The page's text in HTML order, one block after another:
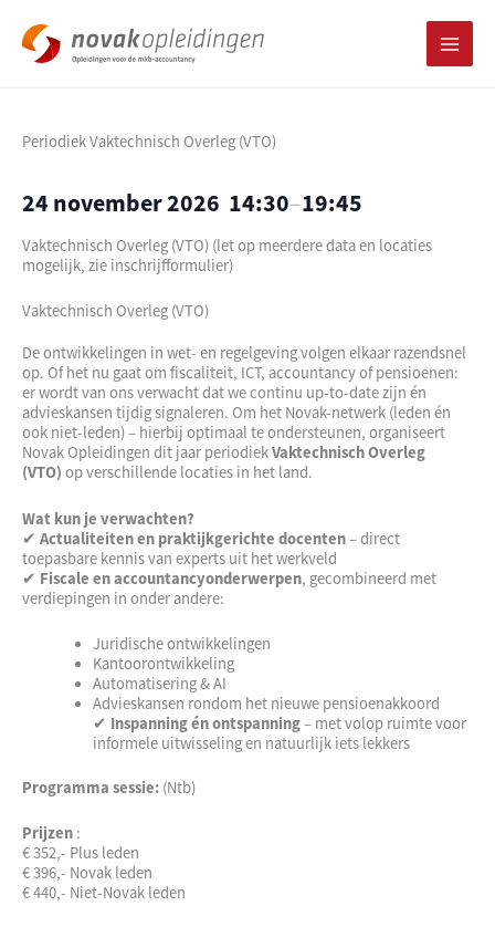
naar
inhoud
Periodiek Vaktechnisch Overleg (VTO)
24 november 2026 14:30–19:45
Vaktechnisch Overleg (VTO) (let op meerdere data en locaties
mogelijk, zie inschrijfformulier)
Vaktechnisch Overleg (VTO)
De ontwikkelingen in wet- en regelgeving volgen elkaar razendsnel
op. Of het nu gaat om fiscaliteit, ICT, accountancy of pensioenen:
er wordt van ons verwacht dat we continu up-to-date zijn én
advieskansen tijdig signaleren. Om het Novak-netwerk (leden én
ook niet-leden) – hierbij optimaal te ondersteunen, organiseert
Novak Opleidingen dit jaar periodiekVaktechnisch Overleg
(VTO) op verschillende locaties in het land.
Wat kun je verwachten?
✔ Actualiteiten en praktijkgerichte docenten– direct
toepasbare kennis van experts uit het werkveld
✔ Fiscale en accountancyonderwerpen, gecombineerd met
verdiepingen in onder andere:
Juridische ontwikkelingen
Kantoorontwikkeling
Automatisering & AI
Advieskansen rondom het nieuwe pensioenakkoord
✔ Inspanning én ontspanning– met volop ruimte voor
informele uitwisseling en natuurlijk iets lekkers
Programma sessie: (Ntb)
Prijzen :
€ 352,- Plus leden
€ 396,- Novak leden
€ 440,- Niet-Novak leden